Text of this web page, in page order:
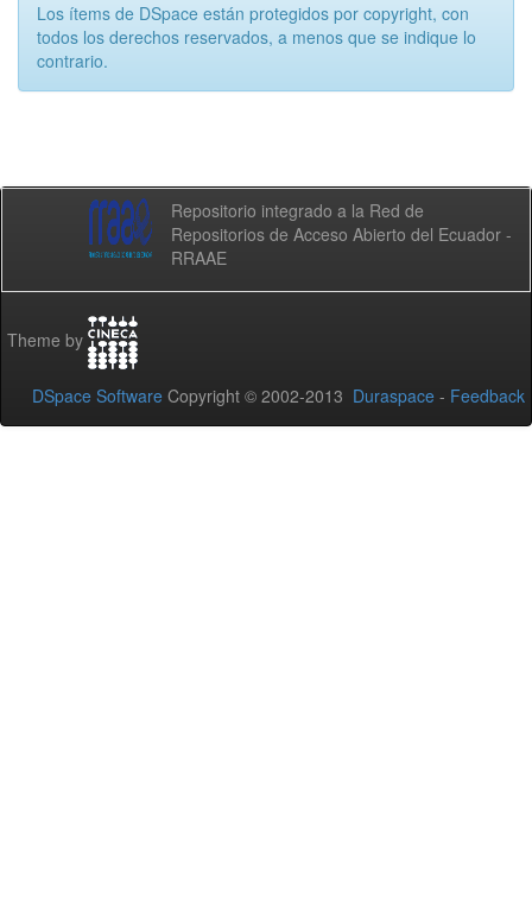
Los ítems de DSpace están protegidos por copyright, con
todos los derechos reservados, a menos que se indique lo
contrario.
Repositorio integrado a la Red de
Repositorios de Acceso Abierto del Ecuador -
RRAAE
Theme by
DSpace Software Copyright © 2002-2013 Duraspace - Feedback